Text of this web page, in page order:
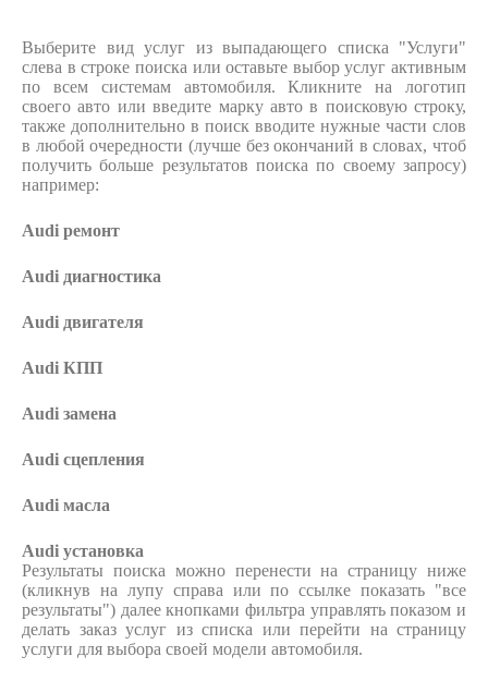
Выберите вид услуг из выпадающего списка "Услуги"
слева в строке поиска или оставьте выбор услуг активным
по всем системам автомобиля. Кликните на логотип
своего авто или введите марку авто в поисковую строку,
также дополнительно в поиск вводите нужные части слов
в любой очередности (лучше без окончаний в словах, чтоб
получить больше результатов поиска по своему запросу)
например:
Audi ремонт
Audi диагностика
Audi двигателя
Audi КПП
Audi замена
Audi сцепления
Audi масла
Audi установка
Результаты поиска можно перенести на страницу ниже
(кликнув на лупу справа или по ссылке показать "все
результаты") далее кнопками фильтра управлять показом и
делать заказ услуг из списка или перейти на страницу
услуги для выбора своей модели автомобиля.